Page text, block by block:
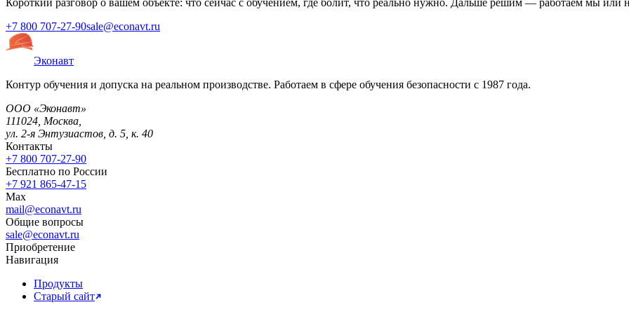
+7 800 707-27-90sale@econavt.ru
Эконавт
Контур обучения и допуска на реальном производстве. Работаем в сфере обучения безопасности с 1987 года.
ООО «Эконавт»
111024 Москва
ул. 2-я Энтузиастов, д. 5, к. 40
Контакты
+7 800 707-27-90
Бесплатно по России
+7 921 865-47-15
Max
mail@econavt.ru
Общие вопросы
sale@econavt.ru
Приобретение
Навигация
Продукты
Старый сайт